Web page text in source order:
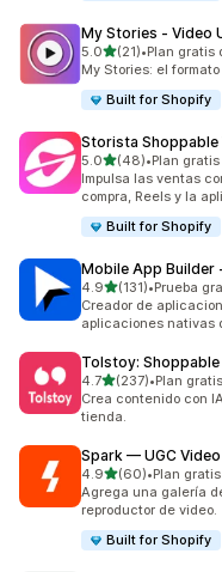
My Stories ‑ Video
5.0de 5 estrellas
(21)
21 reseñas en total
•Plan gratis
My Stories: el
Built for Shopify
Storista Shoppable
5.0de 5 estrellas
(48)
48 reseñas en total
•Plan
Impulsa las ventas
compra, Reels y la
Built for Shopify
Mobile App Builder
4.9de 5 estrellas
(131)
131 reseñas en total
•Prueba
Creador de
aplicaciones nativas
Tolstoy: Shoppable
4.7de 5 estrellas
(237)
237 reseñas en total
•Plan
Crea contenido con
tienda.
Spark — UGC
4.9de 5 estrellas
(60)
60 reseñas en total
•Plan
Agrega una galería
reproductor de video.
Built for Shopify